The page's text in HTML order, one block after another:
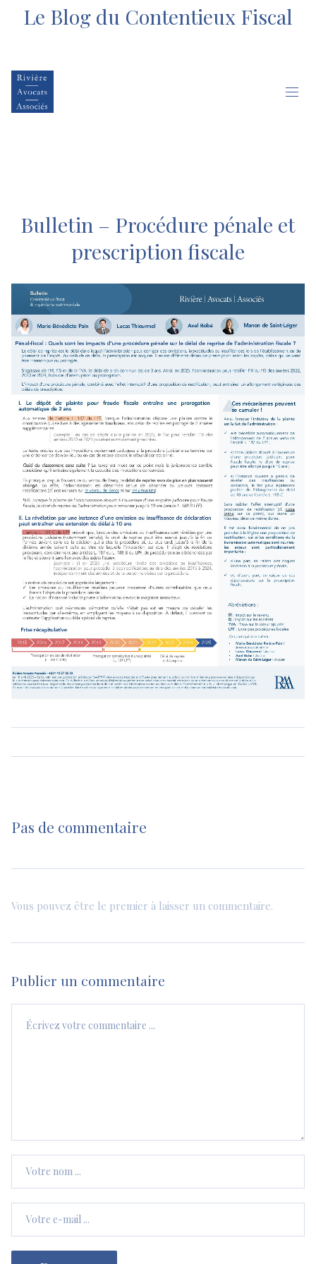
Le Blog du Contentieux Fiscal
Bulletin – Procédure pénale et
prescription fiscale
Pas de commentaire
Vous pouvez être le premier à laisser un commentaire.
Publier un commentaire